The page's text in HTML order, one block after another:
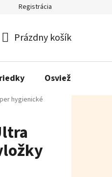
Registrácia
košík
Prázdny košík
Osviežovače
hygienické